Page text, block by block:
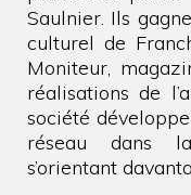
Saulnier. Ils
culturel de
Moniteur,
réalisations de
société
réseau dans
s’orientant